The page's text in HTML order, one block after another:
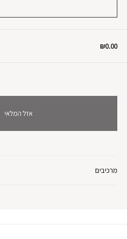
₪0.00
אזל המלאי
מרכיבים